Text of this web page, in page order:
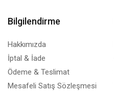
Bilgilendirme
Hakkımızda
İptal & İade
Ödeme & Teslimat
Mesafeli Satış Sözleşmesi